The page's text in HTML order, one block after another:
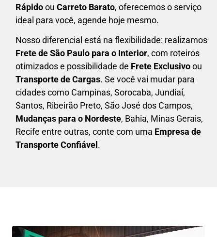
Rápidoou Carreto Barato, oferecemos o serviço
ideal para você, agende hoje mesmo.
Nosso diferencial está na flexibilidade: realizamos
Frete de São Paulo para o Interior, com roteiros
otimizados e possibilidade de Frete Exclusivoou
Transporte de Cargas. Se você vai mudar para
cidades como Campinas, Sorocaba, Jundiaí,
Santos, Ribeirão Preto, São José dos Campos,
Mudanças para o Nordeste, Bahia, Minas Gerais,
Recife entre outras, conte com uma Empresa de
Transporte Confiável .